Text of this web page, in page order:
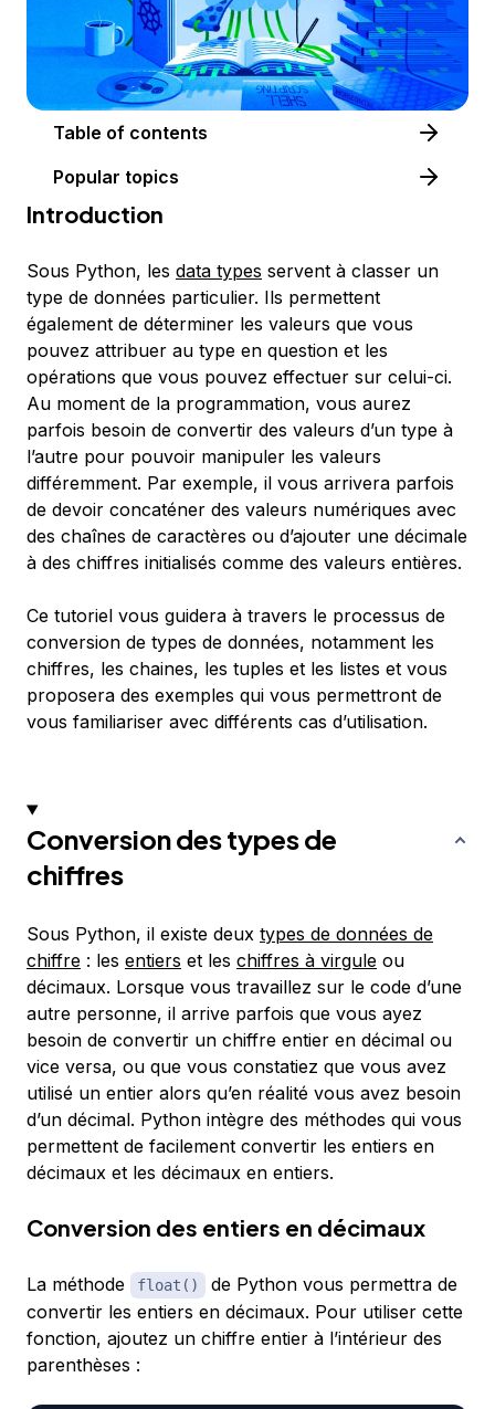
Table of contents
Popular topics
Introduction
Sous Python, les data types servent à classer un
type de données particulier. Ils permettent
également de déterminer les valeurs que vous
pouvez attribuer au type en question et les
opérations que vous pouvez effectuer sur celui-ci.
Au moment de la programmation, vous aurez
parfois besoin de convertir des valeurs d’un type à
l’autre pour pouvoir manipuler les valeurs
différemment. Par exemple, il vous arrivera parfois
de devoir concaténer des valeurs numériques avec
des chaînes de caractères ou d’ajouter une décimale
à des chiffres initialisés comme des valeurs entières.
Ce tutoriel vous guidera à travers le processus de
conversion de types de données, notamment les
chiffres, les chaines, les tuples et les listes et vous
proposera des exemples qui vous permettront de
vous familiariser avec différents cas d’utilisation.
Conversion des types de
chiffres
Sous Python, il existe deux types de données de
chiffre : les entiers et les chiffres à virgule ou
décimaux. Lorsque vous travaillez sur le code d’une
autre personne, il arrive parfois que vous ayez
besoin de convertir un chiffre entier en décimal ou
vice versa, ou que vous constatiez que vous avez
utilisé un entier alors qu’en réalité vous avez besoin
d’un décimal. Python intègre des méthodes qui vous
permettent de facilement convertir les entiers en
décimaux et les décimaux en entiers.
Conversion des entiers en décimaux
La méthode float()
de Python vous permettra de
convertir les entiers en décimaux. Pour utiliser cette
fonction, ajoutez un chiffre entier à l’intérieur des
parenthèses :